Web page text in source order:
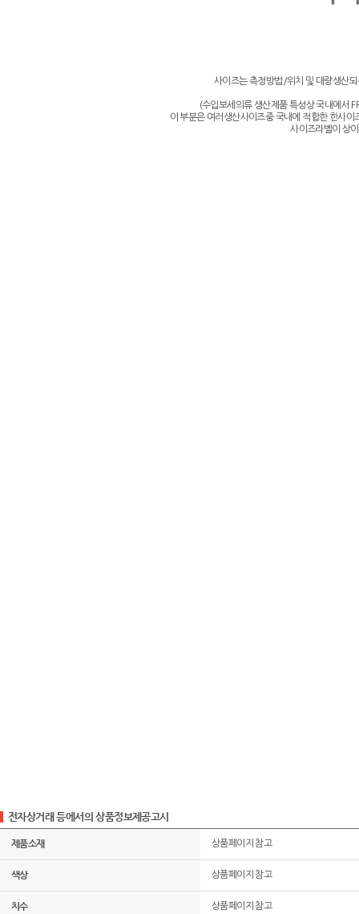
사이즈는 측정방법/위치 및 대량생산
(수입보세의류 생산제품 특성상 국내에서
이 부분은 여러생산사이즈중 국내에 적합한 한사
사이즈라벨이 상
전자상거래 등에서의 상품정보제공고시
제품소재 상품페이지 참고
색상 상품페이지 참고
치수 상품페이지 참고